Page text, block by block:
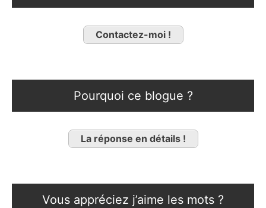
Contactez-moi !
Pourquoi ce blogue ?
La réponse en détails !
Vous appréciez j’aime les mots ?